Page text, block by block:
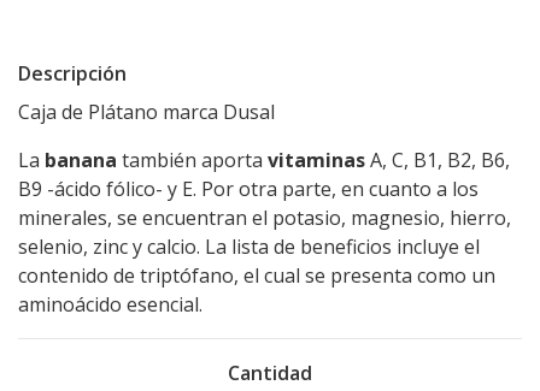
Descripción
Caja de Plátano marca Dusal
La banana también aporta vitaminasA, C, B1, B2, B6,
B9 -ácido fólico- y E. Por otra parte, en cuanto a los
minerales, se encuentran el potasio, magnesio, hierro,
selenio, zinc y calcio. La lista de beneficios incluye el
contenido de triptófano, el cual se presenta como un
aminoácido esencial.
Cantidad